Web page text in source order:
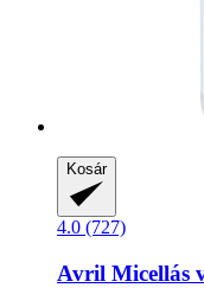
Kosár
4.0 (727)
Avril Micellás